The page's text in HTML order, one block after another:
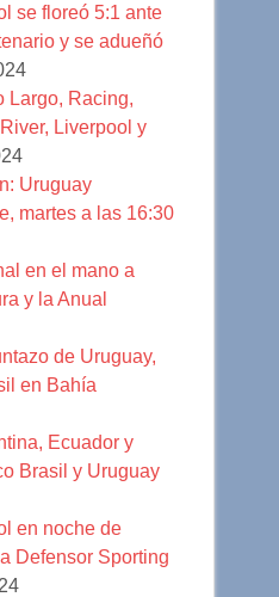
se floreó 5:1 ante
y se adueñó
Largo, Racing,
Liverpool y
Uruguay
martes a las 16:30
en el mano a
y la Anual
de Uruguay,
en Bahía
Ecuador y
Brasil y Uruguay
en noche de
Defensor Sporting